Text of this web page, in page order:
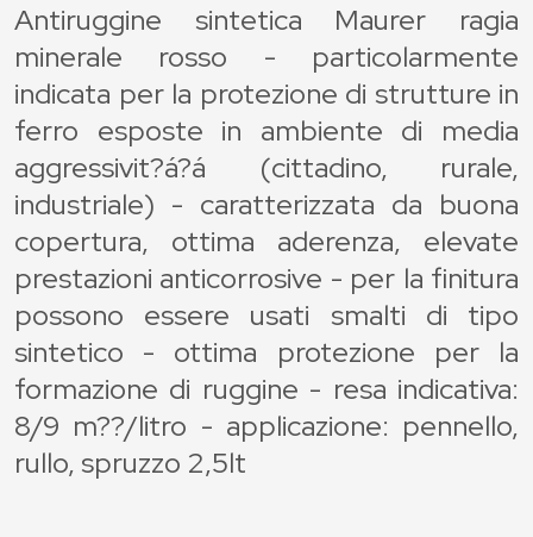
Antiruggine sintetica Maurer ragia
minerale rosso - particolarmente
indicata per la protezione di strutture in
ferro esposte in ambiente di media
aggressivit?á?á (cittadino, rurale,
industriale) - caratterizzata da buona
copertura, ottima aderenza, elevate
prestazioni anticorrosive - per la finitura
possono essere usati smalti di tipo
sintetico - ottima protezione per la
formazione di ruggine - resa indicativa:
8/9 m??/litro - applicazione: pennello,
rullo, spruzzo 2,5lt